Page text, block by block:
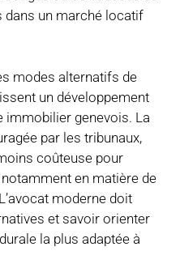
dans un marché locatif
modes alternatifs de
un développement
immobilier genevois. La
par les tribunaux,
coûteuse pour
en matière de
moderne doit
et savoir orienter
la plus adaptée à